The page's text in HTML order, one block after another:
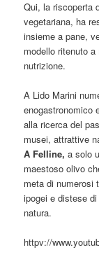
Qui, la riscoperta
vegetariana, ha
insieme a pane,
modello ritenuto
nutrizione.
A Lido Marini
enogastronomico
alla ricerca del
musei, attrattive
A Felline, a solo
maestoso olivo
meta di numerosi
ipogei e distese
natura.
httpv://